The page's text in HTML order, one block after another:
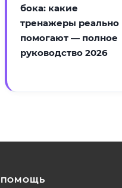
бока: какие
тренажеры реально
помогают — полное
руководство 2026
ПОМОЩЬ